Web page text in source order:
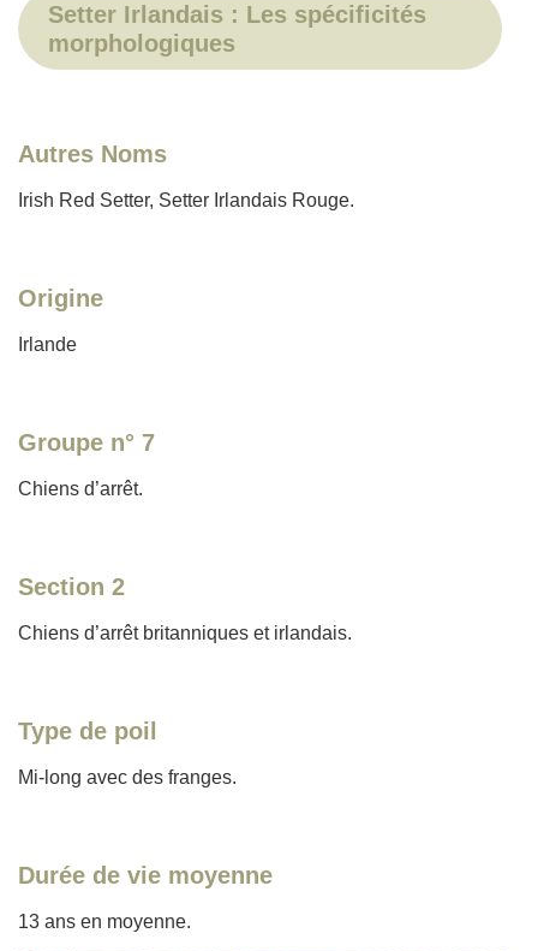
Setter Irlandais : Les spécificités
morphologiques
Autres Noms
Irish Red Setter, Setter Irlandais Rouge.
Origine
Irlande
Groupe n° 7
Chiens d’arrêt.
Section 2
Chiens d’arrêt britanniques et irlandais.
Type de poil
Mi-long avec des franges.
Durée de vie moyenne
13 ans en moyenne.